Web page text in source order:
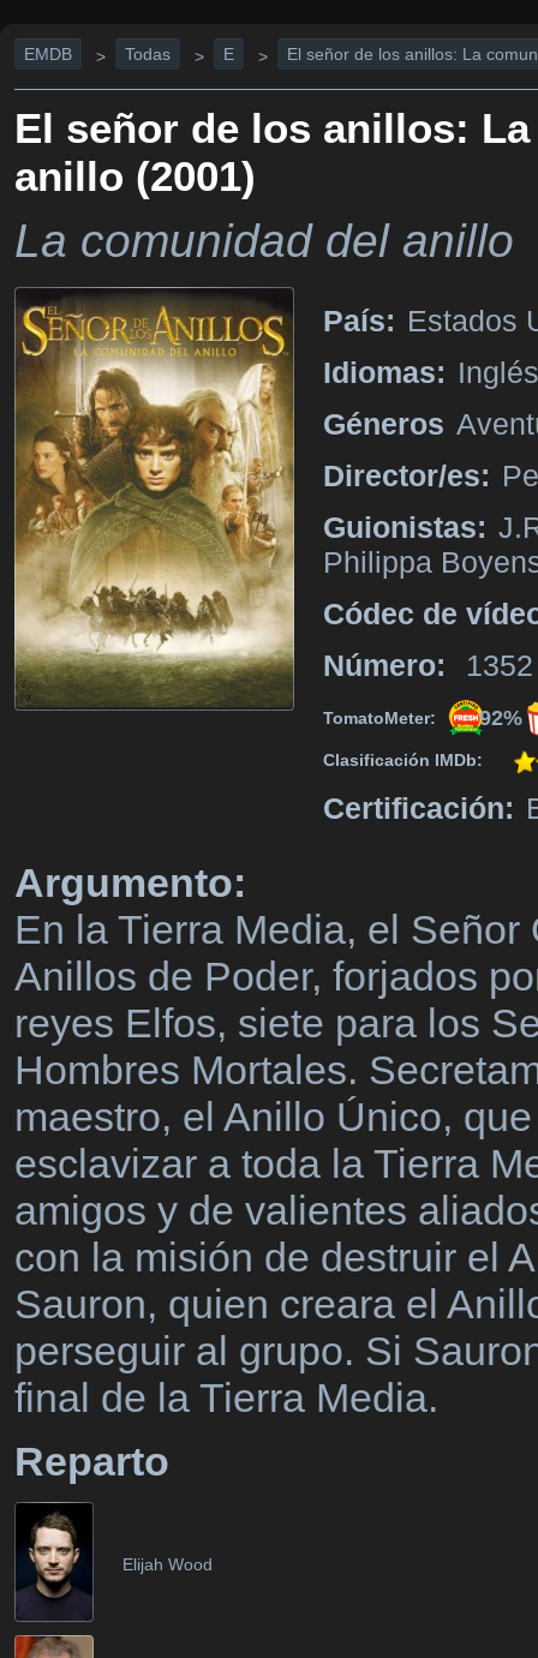
EMDB > Todas > E > El señor de los anillos: La
El señor de los anillos:
anillo (2001)
La comunidad del anillo
País: Estados
Idiomas: Inglés
Géneros
Director/es:
Guionistas:
Philippa
Códec de
Número:
1352
TomatoMeter: 92%
Clasificación IMDb:
Certificación:
Argumento:
En la Tierra Media, el
Anillos de Poder, forjados
reyes Elfos, siete para los
Hombres Mortales.
maestro, el Anillo Único,
esclavizar a toda la Tierra
amigos y de valientes
con la misión de destruir el
Sauron, quien creara el
perseguir al grupo. Si
final de la Tierra Media.
Reparto
Elijah Wood